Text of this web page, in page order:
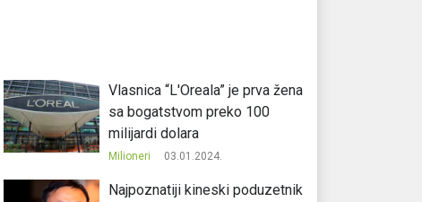
Vlasnica “L'Oreala” je prva žena
sa bogatstvom preko 100
milijardi dolara
Milioneri 03.01.2024.
Najpoznatiji kineski poduzetnik